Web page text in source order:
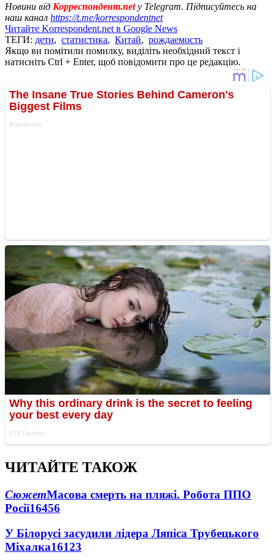
Новини від Корреспондент.netу Telegram. Підписуйтесь на
наш канал https://t.me/korrespondentnet
Читайте Korrespondent.net в Google News
ТЕГИ: дети, статистика, Китай, рождаемость
Якщо ви помітили помилку, виділіть необхідний текст і
натисніть Ctrl + Enter, щоб повідомити про це редакцію.
ЧИТАЙТЕ ТАКОЖ
СюжетМасова смерть на пляжі. Робота ППО
Росії16456
У Білорусі засудили лідера Ляпіса Трубецького
Міхалка16123